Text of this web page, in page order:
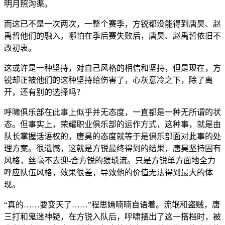
明月照沟渠。
而这已不是一次两次，一整个赛季，方锐都没能得到唐昊、赵
禹哲他们的融入。哪怕在季后赛失败后，唐昊、赵禹哲依旧不
改初衷。
这或许是一种坚持，对自己风格的相信和坚持，但是现在，方
锐却正被他们的这种坚持给伤害了，心灰意冷之下，除了离
开，还有别的选择吗？
呼啸俱乐部在此事上似乎并无态度，一直都是一种无所谓的状
态。但事实上，荣耀职业俱乐部的运作方式，这种事，就是由
队长掌握话语权的，唐昊的态度就等于是俱乐部面对此事的处
理方案。很遗憾，这就是方锐最终得到的结果，唐昊坚持固有
风格，丝毫不去迎-合方锐的猥琐流。只是方锐单方面地全力
呼应队伍风格，效果很差，导致他的价值无法得到最大的体
现。
“真的……要变天了……”程思嫣喃喃自语着。流氓和盗贼，唐
三打和鬼迷神疑，在方锐入队后，呼啸摆出了这一搭档时，被